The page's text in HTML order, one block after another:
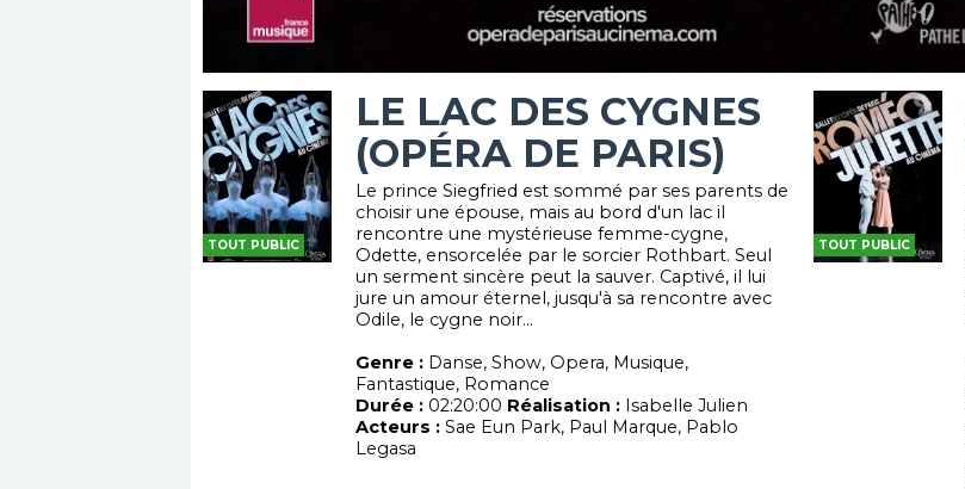
TOUT PUBLIC
LE LAC DES CYGNES
(OPÉRA DE PARIS)
Le prince Siegfried est sommé par ses parents de
choisir une épouse, mais au bord d'un lac il
rencontre une mystérieuse femme-cygne,
Odette, ensorcelée par le sorcier Rothbart. Seul
un serment sincère peut la sauver. Captivé, il lui
jure un amour éternel, jusqu'à sa rencontre avec
Odile, le cygne noir...
Genre : Danse, Show, Opera, Musique,
Fantastique, Romance
Durée : 02:20:00 Réalisation : Isabelle Julien
Acteurs : Sae Eun Park, Paul Marque, Pablo
Legasa
TOUT PUBLIC